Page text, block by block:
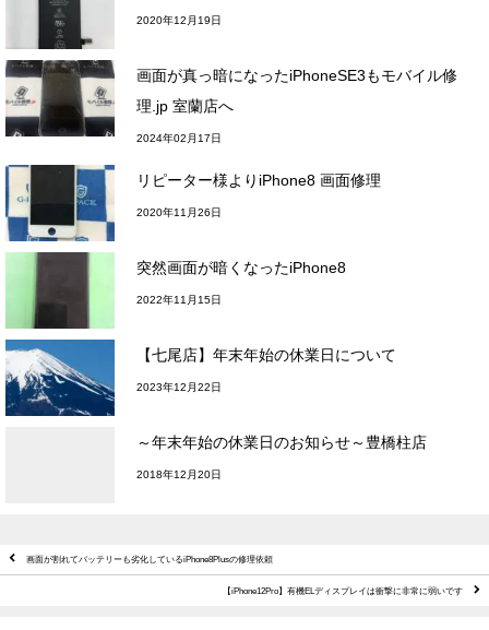
2020年12月19日
画面が真っ暗になったiPhoneSE3もモバイル修
理.jp 室蘭店へ
2024年02月17日
リピーター様よりiPhone8 画面修理
2020年11月26日
突然画面が暗くなったiPhone8
2022年11月15日
【七尾店】年末年始の休業日について
2023年12月22日
～年末年始の休業日のお知らせ～豊橋柱店
2018年12月20日
画面が割れてバッテリーも劣化しているiPhone8Plusの修理依頼
【iPhone12Pro】有機ELディスプレイは衝撃に非常に弱いです